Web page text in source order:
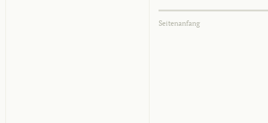
Seitenanfang